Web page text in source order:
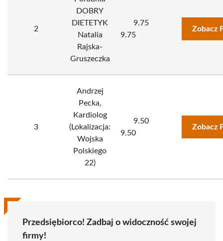
2
DOBRY
DIETETYK
Natalia
Rajska-
Gruszeczka
9.75
9.75
Zobacz
3
Andrzej
Pecka,
Kardiolog
(Lokalizacja:
Wojska
Polskiego
22)
9.50
9.50
Zobacz
Przedsiębiorco! Zadbaj o widoczność swojej
firmy!